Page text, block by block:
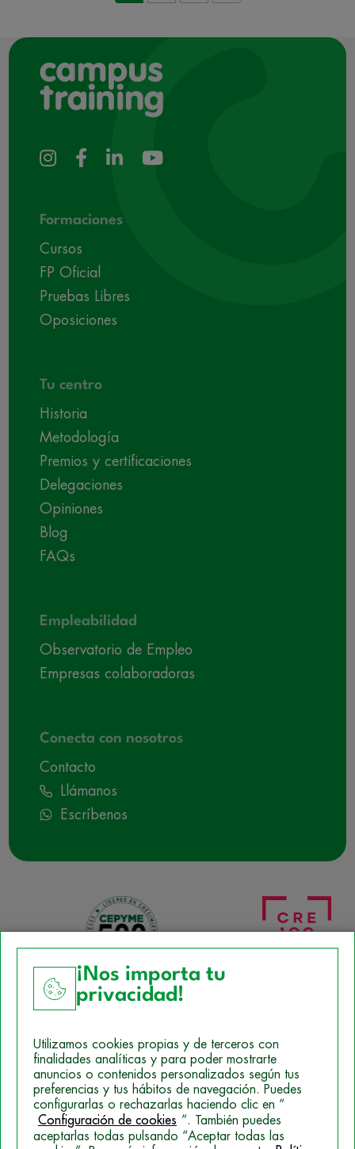
Formaciones
Cursos
FP Oficial
Pruebas Libres
Oposiciones
Tu centro
Historia
Metodología
Premios y certificaciones
Delegaciones
Opiniones
Blog
FAQs
Empleabilidad
Observatorio de Empleo
Empresas colaboradoras
Conecta con nosotros
Contacto
Llámanos
Escríbenos
Política de Cookies
Mapa del sitio
Politica de Privacidad
¡Nos importa tu
privacidad!
Utilizamos cookies propias y de terceros con
finalidades analíticas y para poder mostrarte
anuncios o contenidos personalizados según tus
preferencias y tus hábitos de navegación. Puedes
configurarlas o rechazarlas haciendo clic en “
Configuración de cookies ”. También puedes
aceptarlas todas pulsando “Aceptar todas las